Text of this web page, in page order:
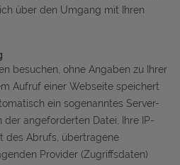
über den Umgang mit Ihren
besuchen, ohne Angaben zu Ihrer
Aufruf einer Webseite speichert
ein sogenanntes Server-
der angeforderten Datei, Ihre IP-
des Abrufs, übertragene
Provider (Zugriffsdaten)